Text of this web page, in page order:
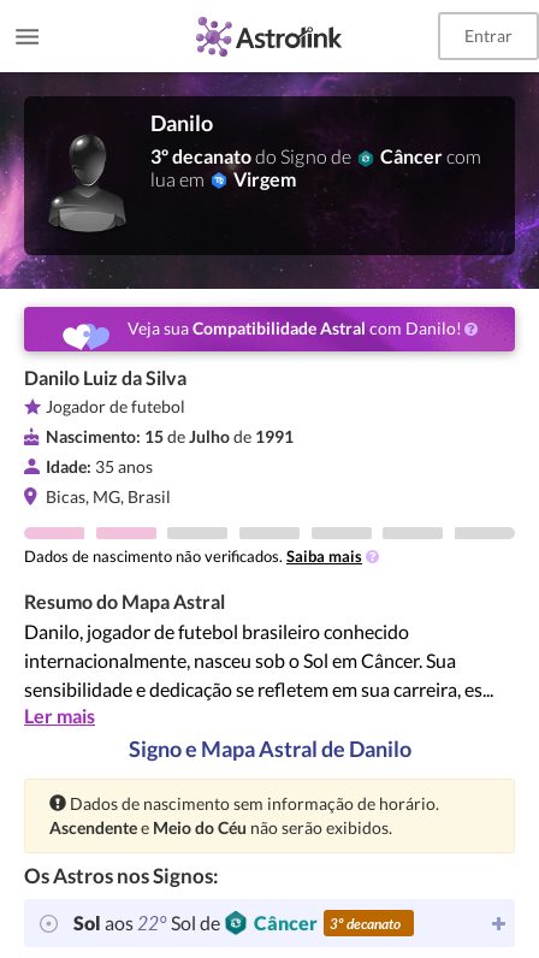
Entrar
Danilo
3º decanatodo Signo de Câncercom
lua em
Virgem
Veja suaCompatibilidade Astralcom Danilo!
Danilo Luiz da Silva
Jogador de futebol
Nascimento: 15deJulhode 1991
Idade: 35 anos
Bicas, MG, Brasil
Dados de nascimento não verificados. Saiba mais
Resumo do Mapa Astral
Danilo, jogador de futebol brasileiro conhecido
internacionalmente, nasceu sob o Sol em Câncer. Sua
sensibilidade e dedicação se refletem em sua carreira, es...
Ler mais
Signo e Mapa Astral de Danilo
Atenção:
Dados de nascimento sem informação de horário.
Ascendentee Meio do Céu não serão exibidos.
Os Astros nos Signos:
Sol aos22°Sol de Câncer 3º decanato